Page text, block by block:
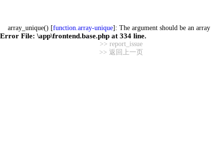
array_unique() [function.array-unique]: The argument should be an array
Error File: \app\frontend.base.php at 334 line.
>> report_issue
>> 返回上一页